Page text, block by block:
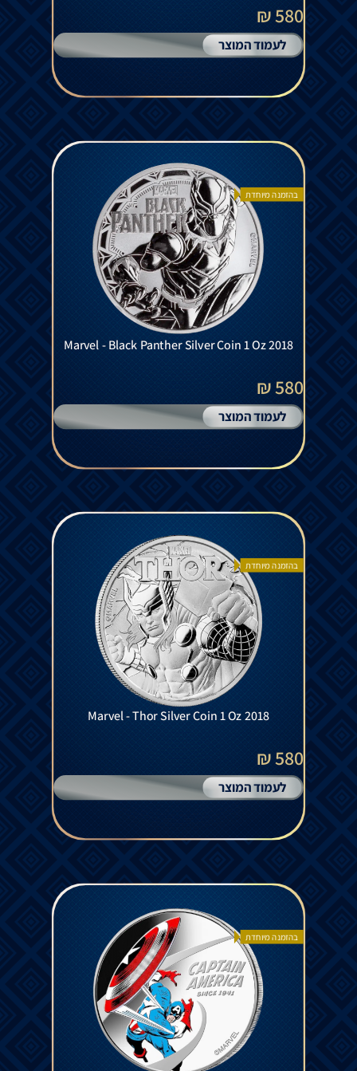
580 ₪
לעמוד המוצר
בהזמנה מיוחדת
Marvel - Black Panther Silver Coin 1 Oz 2018
580 ₪
לעמוד המוצר
בהזמנה מיוחדת
Marvel - Thor Silver Coin 1 Oz 2018
580 ₪
לעמוד המוצר
בהזמנה מיוחדת